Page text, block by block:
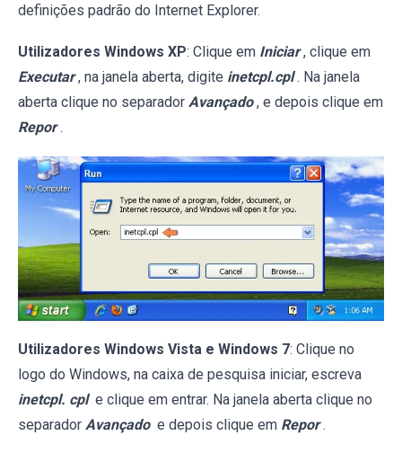
definições padrão do Internet Explorer.
Utilizadores Windows XP: Clique em Iniciar , clique em
Executar , na janela aberta, digite inetcpl.cpl . Na janela
aberta clique no separador Avançado , e depois clique em
Repor .
Utilizadores Windows Vista e Windows 7: Clique no
logo do Windows, na caixa de pesquisa iniciar, escreva
inetcpl. cpl e clique em entrar. Na janela aberta clique no
separador Avançado e depois clique em Repor .